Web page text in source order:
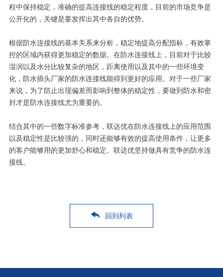
程中保持稳定，准确的提高连接线的稳定程度，目前的市场竞争是
公开化的，关键是要发挥出其中各自的优势。
根据防水连接线的基本关系来分析，稳定地提高分配指标，有效掌
控的区域内获得更加稳定的数据。在防水连接线上，目前对于比较
湿润以及水分比较复杂的地区，距离使用以及其中的一些环境变
化，防水插头厂家的防水连接线能得到更好的应用。对于一些厂家
来说，为了防止出现偏差而影响到整体的稳定性，要做到防水和密
封才是防水连接线尤为重要的。
结合其中的一些数字标准参考，联达优在防水连接线上的应用范围
以及稳定性是比较强的，同时还能够有效的提高使用条件，让更多
的客户能够用的更加舒心和稳定。联达优坚持做具有竞争的防水连
接线。
回到列表